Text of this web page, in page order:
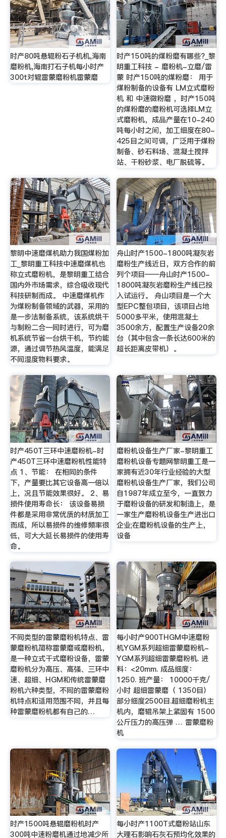
时产80吨悬辊粉石子机机,海南
磨粉机,海南打石子机每小时产
300t对辊雷蒙磨粉机雷蒙磨
时产150吨的煤粉磨有哪些?_黎
明重工科技 - 磨粉机-立磨/雷
蒙 时产150吨的煤粉磨： 用于
煤粉制备的设备有 LM立式磨粉
机 和 中速微粉磨 ，时产150吨
的煤粉磨的磨粉机可选择LM立
式磨粉机，成品产量在10-240
吨每小时之间，加工细度在80-
425目之间可调，广泛用于煤粉
制备、砂石料场、混凝土搅拌
站、干粉砂浆、电厂脱硫等。
黎明中速磨煤机助力我国煤粉加
工_黎明重工科技中速磨煤机也
称立式磨粉机，是黎明重工结合
国内外市场需求，综合吸收现代
科技研制而成。 中速磨煤机作
为煤粉制备领域的武器，采用的
是一步法制备系统，该系统烘干
与制粉二合一同时进行，可为磨
机系统节省一台烘干机，节约能
源，通过调节热风温度，能满足
不同湿度物料要求。
舟山时产1500-1800吨凝灰岩
磨粉生产线近日，双方合作的前
列个项目——舟山时产1500-
1800吨凝灰岩磨粉生产线已投
入试运行。 舟山项目是一个大
型EPC整包项目，该项目占地
5000多平米，使用混凝土
3500余方，配置生产设备20余
台（其中包含一条长达600米的
超长距离皮带机）。
时产450T三环中速磨粉机-时
产450T三环中速磨粉机性能特
点 1、节能： 在相同的条件
下，产量要比其它设备高一倍以
上，况且节能效果很好。 2、易
损件使用寿命长： 该设备易损
件都是采用非常优质的材质加工
而成，所以易损件的维修频率很
低，可大大延长易损件的使用寿
命。
磨粉机设备生产厂家-黎明重工
磨粉机设备专题网黎明重工是一
家拥有近30年行业经验的大型
磨粉机设备生产厂家，我们公司
自1987年成立至今，一直致力
于磨粉设备的研发和制造上，是
一家生产磨粉机设备生产进出口
企业;在磨粉机设备的生产上，
设备
不同类型的雷蒙磨粉机特点、雷
蒙磨粉机简称雷蒙磨或磨粉机，
是一种立式干式磨粉设备，雷蒙
磨粉机分为高压、高强、三环中
速、超细、HGM和传统雷蒙磨
粉机六种类型，不同的雷蒙磨粉
机特点和适用范围不同，并且每
种雷蒙磨粉机都有自己的…
每小时产900THGM中速磨粉
机YGM系列超细雷蒙磨粉机-
YGM系列超细雷蒙磨粉机. 进
料：<20mm. 成品细度：
1250. 班产量： 10000千克/
小时 超细雷蒙磨（ 1350目）
部分细度2500目.超细磨粉机主
机内，磨辊吊架上紧固有 1500
公斤压力的高压弹 … 雷蒙磨粉
机
时产1500吨悬辊磨粉机时产
300吨中速粉磨机通过地减少所
每小时产1100T式磨粉站山东
大理石影响石灰石预均化效果的